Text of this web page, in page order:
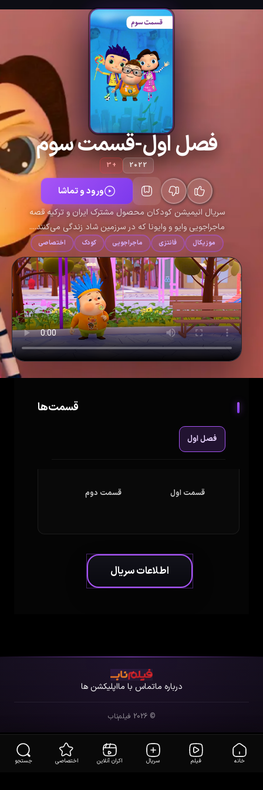
خانه فیلم سریال اکران آنلاین اختصاصی جستجو
فصل اول-قسمت سوم
2022
+3
ورود و تماشا
سریال انیمیشن کودکان محصول مشترک ایران و ترکیه قصه
ماجراجویی وایو و وایونا که در سرزمین شاد زندگی می‌کنند....
موزیکال فانتزی ماجراجویی کودک اختصاصی
قسمت‌ها
فصل اول
قسمت اول قسمت 2قسمت دوم
اطلاعات سریال
ژانر
کودک، اختصاصی
زبان فارسی
درباره ماتماس با مااپلیکشن ها
© 2026 فیلم‌ناب